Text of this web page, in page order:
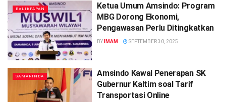
BALIKPAPAN
Ketua Umum Amsindo: Program
MBG Dorong Ekonomi,
Pengawasan Perlu Ditingkatkan
BY IMAM SEPTEMBER 30, 2025
SAMARINDA
Amsindo Kawal Penerapan SK
Gubernur Kaltim soal Tarif
Transportasi Online